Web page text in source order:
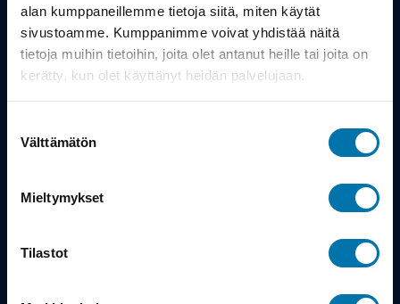
alan kumppaneillemme tietoja siitä, miten käytät
sivustoamme. Kumppanimme voivat yhdistää näitä
tietoja muihin tietoihin, joita olet antanut heille tai joita on
kerätty, kun olet käyttänyt heidän palvelujaan.
valinta
Välttämätön
Mieltymykset
Tilastot
Toimitus
Takuu ja palautukset